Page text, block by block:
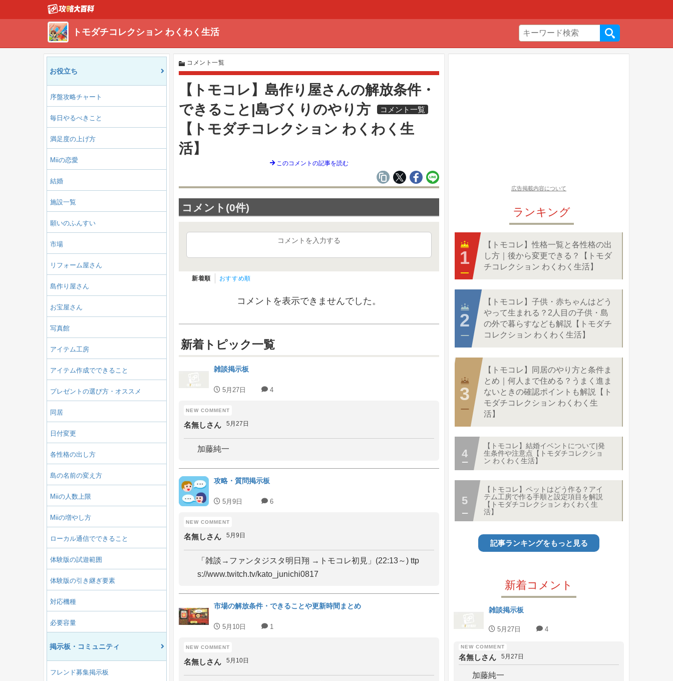
トモダチコレクション わくわく生活
お役立ち
序盤攻略チャート
毎日やるべきこと
満足度の上げ方
Miiの恋愛
結婚
施設一覧
願いのふんすい
市場
リフォーム屋さん
島作り屋さん
お宝屋さん
写真館
アイテム工房
アイテム作成でできること
プレゼントの選び方・オススメ
同居
日付変更
各性格の出し方
島の名前の変え方
Miiの人数上限
Miiの増やし方
ローカル通信でできること
体験版の試遊範囲
体験版の引き継ぎ要素
対応機種
必要容量
掲示板・コミュニティ
フレンド募集掲示板
コメント一覧
【トモコレ】島作り屋さんの解放条件・
できること|島づくりのやり方
コメント一覧
【トモダチコレクション わくわく生
活】
このコメントの記事を読む
コメント(0件)
コメントを入力する
新着順 おすすめ順
コメントを表示できませんでした。
新着トピック一覧
雑談掲示板
5月27日 4
名無しさん 5月27日
加藤純一
攻略・質問掲示板
5月9日 6
名無しさん 5月9日
「雑談→ファンタジスタ明日翔 →トモコレ初見」(22:13～) ttp
s://www.twitch.tv/kato_junichi0817
市場の解放条件・できることや更新時間まとめ
5月10日 1
名無しさん 5月10日
広告掲載内容について
ランキング
【トモコレ】性格一覧と各性格の出
し方｜後から変更できる？【トモダ
チコレクション わくわく生活】
【トモコレ】子供・赤ちゃんはどう
やって生まれる？2人目の子供・島
の外で暮らすなども解説【トモダチ
コレクション わくわく生活】
【トモコレ】同居のやり方と条件ま
とめ｜何人まで住める？うまく進ま
ないときの確認ポイントも解説【ト
モダチコレクション わくわく生
活】
【トモコレ】結婚イベントについて|発
生条件や注意点【トモダチコレクショ
ン わくわく生活】
【トモコレ】ペットはどう作る？アイ
テム工房で作る手順と設定項目を解説
【トモダチコレクション わくわく生
活】
記事ランキングをもっと見る
新着コメント
雑談掲示板
5月27日 4
名無しさん 5月27日
加藤純一